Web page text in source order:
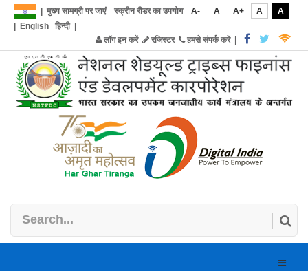
मुख्य सामग्री पर जाएं स्क्रीन रीडर का उपयोग A- A A+ A
A
English हिन्दी|
लॉग इन करें
रजिस्टर हमसे संपर्क करें|
Toggle